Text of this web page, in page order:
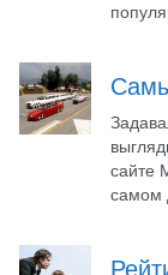
сайте
самом